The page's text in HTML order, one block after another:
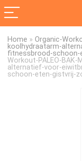
Home » Organic-
koolhydraatarm-
fitnessbrood-schoon-
Workout-PALEO-
alternatief-voor-
schoon-eten-gistvrij-